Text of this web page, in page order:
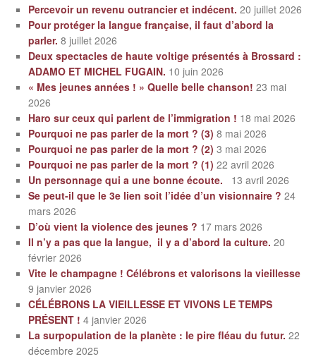
Percevoir un revenu outrancier et indécent. 20 juillet 2026
Pour protéger la langue française, il faut d’abord la
parler. 8 juillet 2026
Deux spectacles de haute voltige présentés à Brossard :
ADAMO ET MICHEL FUGAIN. 10 juin 2026
« Mes jeunes années ! » Quelle belle chanson! 23 mai
2026
Haro sur ceux qui parlent de l’immigration ! 18 mai 2026
Pourquoi ne pas parler de la mort ? (3) 8 mai 2026
Pourquoi ne pas parler de la mort ? (2) 3 mai 2026
Pourquoi ne pas parler de la mort ? (1) 22 avril 2026
Un personnage qui a une bonne écoute.
13 avril 2026
Se peut-il que le 3e lien soit l’idée d’un visionnaire ? 24
mars 2026
D’où vient la violence des jeunes ? 17 mars 2026
Il n’y a pas que la langue, il y a d’abord la culture. 20
février 2026
Vite le champagne ! Célébrons et valorisons la vieillesse
9 janvier 2026
CÉLÉBRONS LA VIEILLESSE ET VIVONS LE TEMPS
PRÉSENT ! 4 janvier 2026
La surpopulation de la planète : le pire fléau du futur. 22
décembre 2025